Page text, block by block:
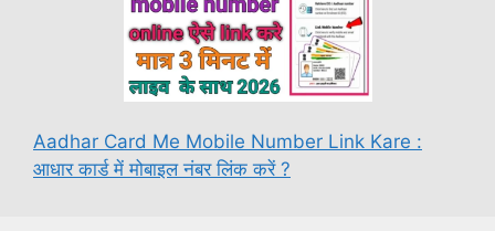
Aadhar Card Me Mobile Number Link Kare :
आधार कार्ड में मोबाइल नंबर लिंक करें ?